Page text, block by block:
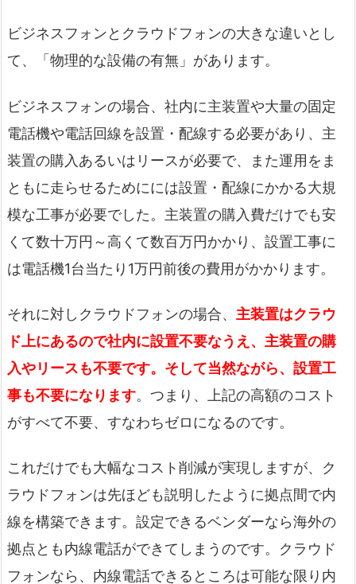
ビジネスフォンとクラウドフォンの大きな違いとし
て、「物理的な設備の有無」があります。
ビジネスフォンの場合、社内に主装置や大量の固定
電話機や電話回線を設置・配線する必要があり、主
装置の購入あるいはリースが必要で、また運用をま
ともに走らせるためにには設置・配線にかかる大規
模な工事が必要でした。主装置の購入費だけでも安
くて数十万円～高くて数百万円かかり、設置工事に
は電話機1台当たり1万円前後の費用がかかります。
それに対しクラウドフォンの場合、 主装置はクラウ
ド上にあるので社内に設置不要なうえ、主装置の購
入やリースも不要です。そして当然ながら、設置工
事も不要になります。つまり、上記の高額のコスト
がすべて不要、すなわちゼロになるのです。
これだけでも大幅なコスト削減が実現しますが、ク
ラウドフォンは先ほども説明したように拠点間で内
線を構築できます。設定できるベンダーなら海外の
拠点とも内線電話ができてしまうのです。クラウド
フォンなら、内線電話できるところは可能な限り内